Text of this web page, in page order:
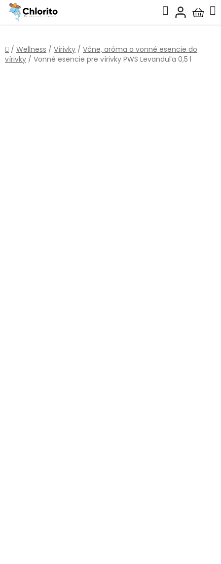
Prejsť
obsah
Hľadať
košík
Domov
/ Wellness / Vírivky / Vône, aróma a vonné esencie do
vírivky / Vonné esencie pre vírivky PWS Levanduľa 0,5 l